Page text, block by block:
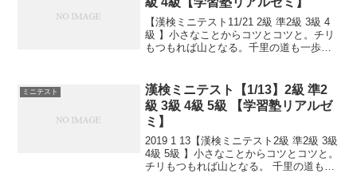
【漢検ミニテスト11/21 2級 準2級 3級 4
級 】小さなことからコツとコツと。チリ
もつもれば山となる。千里の道も一歩か
ミニテスト
漢検ミニテスト【1/13】2級 準2
級 3級 4級 5級 【学習塾リアルゼ
ミ】
2019 1 13【漢検ミニテスト2級 準2級 3級
4級 5級 】小さなことからコツとコツと。
チリもつもれば山となる。 千里の道も一